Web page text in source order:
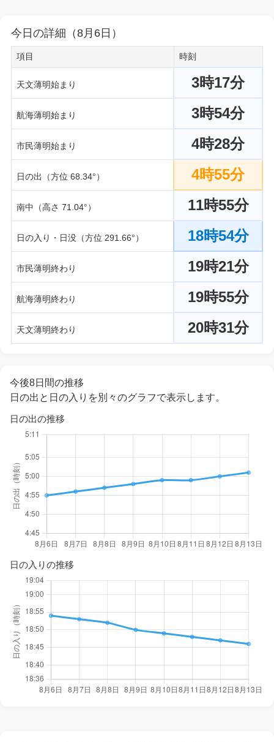
今日の詳細（8月6日）
項目 時刻
天文薄明始まり 3時17分
航海薄明始まり 3時54分
市民薄明始まり 4時28分
日の出（方位 68.34°） 4時55分
南中（高さ 71.04°） 11時55分
日の入り・日没（方位 291.66°） 18時54分
市民薄明終わり 19時21分
航海薄明終わり 19時55分
天文薄明終わり 20時31分
今後8日間の推移
日の出と日の入りを別々のグラフで表示します。
日の出の推移
日の入りの推移